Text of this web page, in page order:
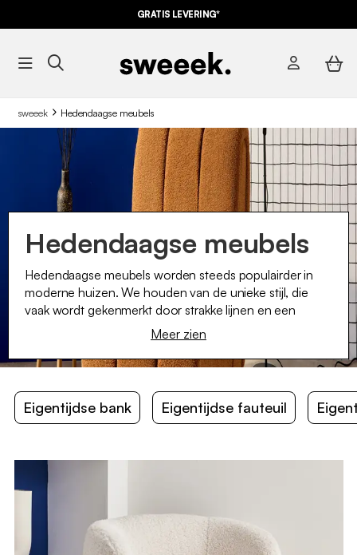
GRATIS LEVERING*
sweeek Hedendaagse meubels
Hedendaagse meubels
Hedendaagse meubels worden steeds populairder in
moderne huizen. We houden van de unieke stijl, die
vaak wordt gekenmerkt door strakke lijnen en een
minimalistisch ontwerp. Deze zeer functionele stukken
kunnen in elke kamer van het huis gebruikt worden,
vooral in de woonkamer, eetkamer, slaapkamer of
Meer zien
Eigentijdse bank Eigentijdse fauteuil